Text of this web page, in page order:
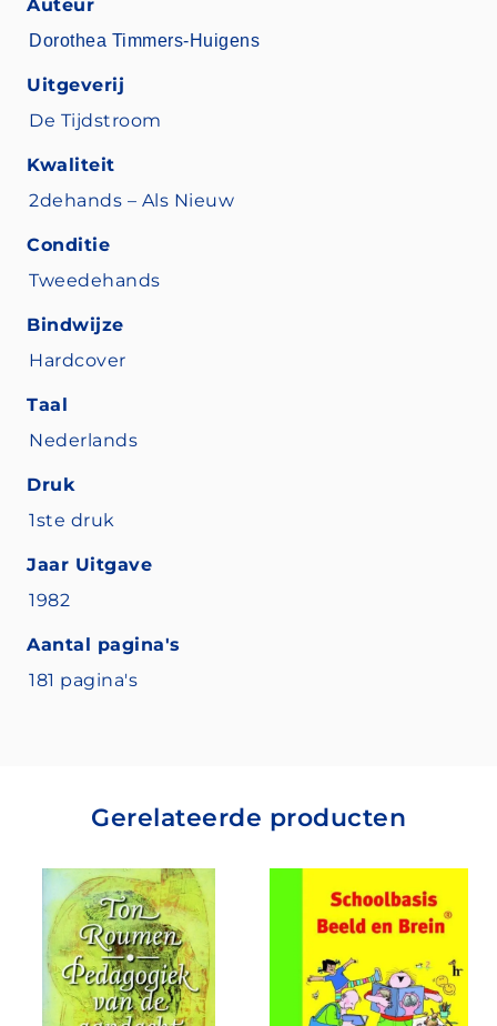
Auteur
Dorothea Timmers-Huigens
Uitgeverij
De Tijdstroom
Kwaliteit
2dehands – Als Nieuw
Conditie
Tweedehands
Bindwijze
Hardcover
Taal
Nederlands
Druk
1ste druk
Jaar Uitgave
1982
Aantal pagina's
181 pagina's
Gerelateerde producten